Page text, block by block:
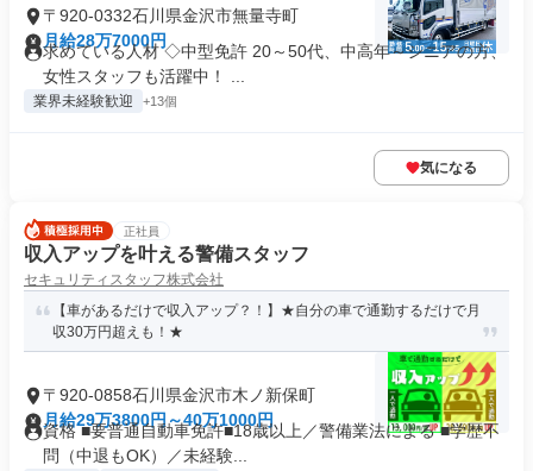
〒920-0332石川県金沢市無量寺町
月給28万7000円
求めている人材 ◇中型免許 20～50代、中高年～シニアの方、
女性スタッフも活躍中！ ...
業界未経験歓迎 +13個
気になる
正社員
収入アップを叶える警備スタッフ
セキュリティスタッフ株式会社
【車があるだけで収入アップ？！】★自分の車で通勤するだけで月
収30万円超えも！★
〒920-0858石川県金沢市木ノ新保町
月給29万3800円～40万1000円
資格 ■要普通自動車免許■18歳以上／警備業法による ■学歴不
問（中退もOK）／未経験...